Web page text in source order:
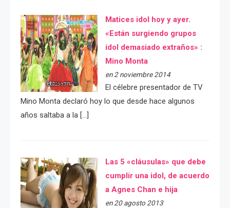
Matices idol hoy y ayer.
«Están surgiendo grupos
idol demasiado extraños» :
Mino Monta
en 2 noviembre 2014
El célebre presentador de TV
Mino Monta declaró hoy lo que desde hace algunos
años saltaba a la […]
Las 5 «cláusulas» que debe
cumplir una idol, de acuerdo
a Agnes Chan e hija
en 20 agosto 2013